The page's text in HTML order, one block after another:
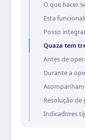
O que hacer
Esta
Posso
Quaza tem
Antes de
Durante a
Resolução
Indicadores